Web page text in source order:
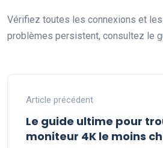
Vérifiez toutes les connexions et
problèmes persistent, consultez le
Article précédent
Le guide ultime pour
moniteur 4K le moins